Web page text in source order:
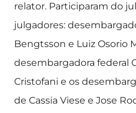
relator. Participaram do
julgadores:
Bengtsson e Luiz Osorio
desembargadora federal
Cristofani e os
de Cassia Viese e Jose